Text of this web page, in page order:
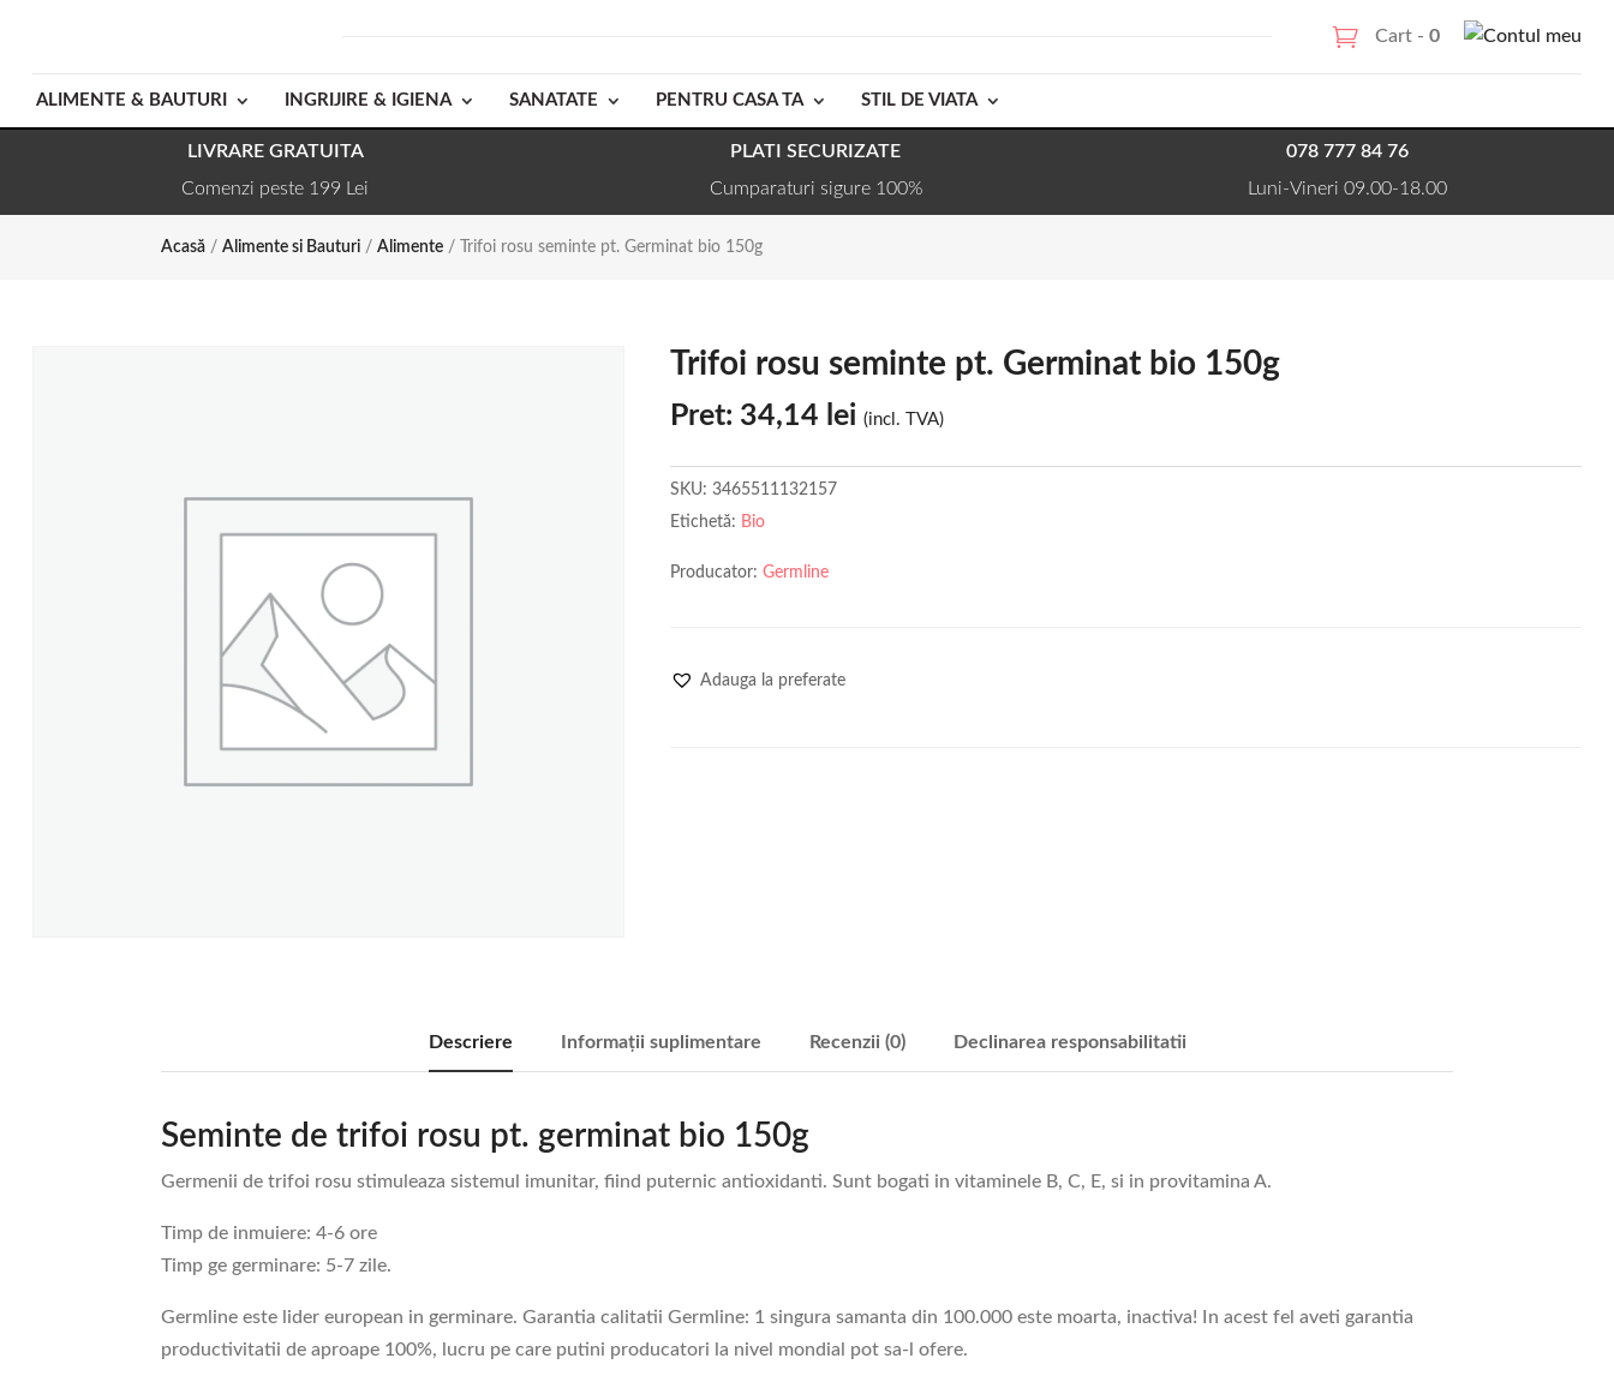
Cart -0
ALIMENTE & BAUTURI INGRIJIRE & IGIENA SANATATE PENTRU CASA TA STIL DE VIATA
LIVRARE GRATUITA
Comenzi peste 199 Lei
PLATI SECURIZATE
Cumparaturi sigure 100%
078 777 84 76
Luni-Vineri 09.00-18.00
Acasă /Alimente si Bauturi /Alimente / Trifoi rosu seminte pt. Germinat bio 150g
Trifoi rosu seminte pt. Germinat bio 150g
Pret: 34,14 lei (incl. TVA)
SKU:3465511132157
Etichetă: Bio
Producator:Germline
Adauga la preferate
Descriere Informații suplimentare Recenzii (0) Declinarea responsabilitatii
Seminte de trifoi rosu pt. germinat bio 150g
Germenii de trifoi rosu stimuleaza sistemul imunitar, fiind puternic antioxidanti. Sunt bogati in vitaminele B, C, E, si in provitamina A.
Timp de inmuiere: 4-6 ore
Timp ge germinare: 5-7 zile.
Germline este lider european in germinare. Garantia calitatii Germline: 1 singura samanta din 100.000 este moarta, inactiva! In acest fel aveti garantia
productivitatii de aproape 100%, lucru pe care putini producatori la nivel mondial pot sa-l ofere.